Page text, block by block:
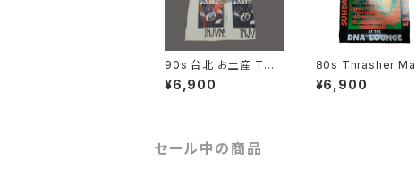
90s 台北 お土産 Tシ
ャツ 高級 Drunk Injun
s Mole Agency
¥6,900
80s Thrasher Maga
zine Skate Rock ポ
スター Salba Skatem
¥6,900
セール中の商品